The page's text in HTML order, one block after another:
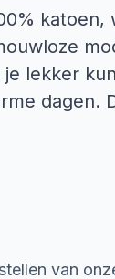
lekker
dagen.
van